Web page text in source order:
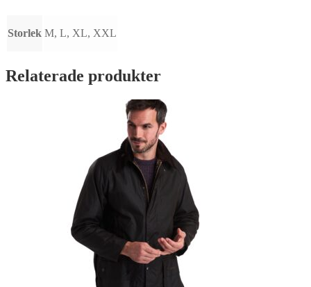
Storlek M, L, XL, XXL
Relaterade produkter